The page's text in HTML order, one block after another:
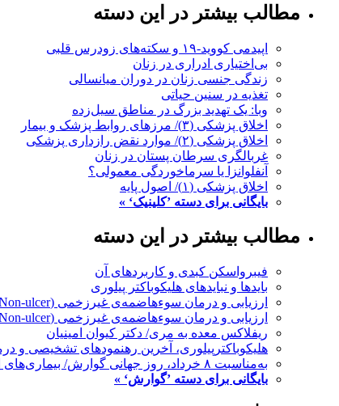
مطالب بیشتر در این دسته
اپیدمی کووید-۱۹ و سکته‌های زودرس قلبی
بی‌اختیاری ادراری در زنان
زندگی جنسی زنان در دوران میانسالی
تغذیه در سنین حیاتی
وبا: یک تهدید بزرگ در مناطق سیل‌زده
اخلاق پزشکی (۳)/ مرزهای روابط پزشک و بیمار
اخلاق پزشکی (۲)/ موارد نقض رازداری پزشکی
غربالگری سرطان پستان در زنان
آنفلوانزا یا سرماخوردگی معمولی؟
اخلاق پزشکی (۱)/ اصول پایه
بایگانی برای دسته ’کلینیک‘ »
مطالب بیشتر در این دسته
فیبرواسکن کبدی و کاربردهای آن
باید‌ها و نبایدهاى هلیکوباکتر پیلورى
ارزیابی و درمان سوء‌هاضمه‌ی غیرزخمی (Non-ulcer) سوء‌هاضمه (۲)/ ترجمه: دکتر انسیه ابراهیم‌نژاد
ارزیابی و درمان سوء‌هاضمه‌ی غیرزخمی (Non-ulcer)/ سوء‌هاضمه (۱)/ ترجمه: دکتر انسیه ابراهیم‌نژاد
ریفلاکس معده به مری/ دکتر کیوان امینیان
هلیکوباکترپیلوری، آخرین رهنمودهای تشخیصی و
به‌مناسبت ۸ خرداد، روز جهانی گوارش/ بیماری‌های التهابی روده (IBD)/ دکتر کیوان امینیان
بایگانی برای دسته ’گوارش‘ »